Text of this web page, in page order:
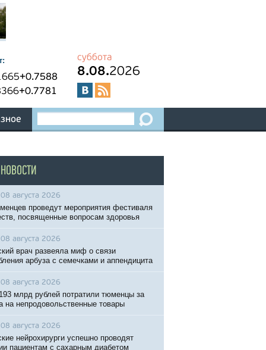
+0.7588
+0.7781
суббота
8.08.2026
08 августа 2026
проведут мероприятия фестиваля
посвященные вопросам здоровья
08 августа 2026
врач развеяла миф о связи
арбуза с семечками и аппендицита
08 августа 2026
млрд рублей потратили тюменцы за
на непродовольственные товары
08 августа 2026
нейрохирурги успешно проводят
пациентам с сахарным диабетом